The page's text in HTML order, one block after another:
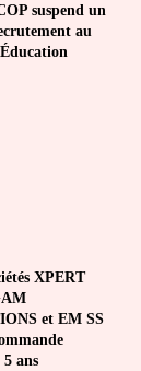
suspend un
au
XPERT
et EM SS
ans